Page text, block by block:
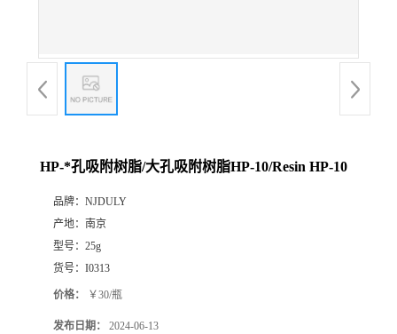
HP-*孔吸附树脂/大孔吸附树脂HP-10/Resin HP-10
品牌： NJDULY
产地： 南京
型号： 25g
货号： I0313
价格： ￥30/瓶
发布日期： 2024-06-13